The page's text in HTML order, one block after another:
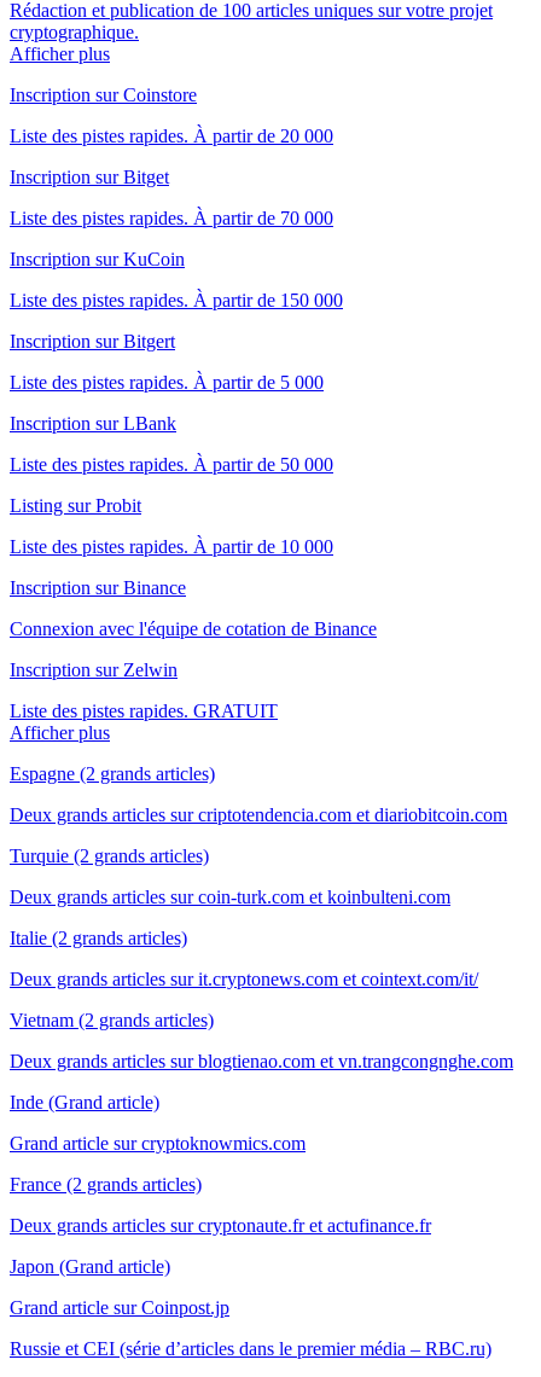
Rédaction et publication de 100 articles uniques sur votre projet
cryptographique.
Afficher plus
Inscription sur Coinstore
Liste des pistes rapides. À partir de 20 000
Inscription sur Bitget
Liste des pistes rapides. À partir de 70 000
Inscription sur KuCoin
Liste des pistes rapides. À partir de 150 000
Inscription sur Bitgert
Liste des pistes rapides. À partir de 5 000
Inscription sur LBank
Liste des pistes rapides. À partir de 50 000
Listing sur Probit
Liste des pistes rapides. À partir de 10 000
Inscription sur Binance
Connexion avec l'équipe de cotation de Binance
Inscription sur Zelwin
Liste des pistes rapides. GRATUIT
Afficher plus
Espagne (2 grands articles)
Deux grands articles sur criptotendencia.com et diariobitcoin.com
Turquie (2 grands articles)
Deux grands articles sur coin-turk.com et koinbulteni.com
Italie (2 grands articles)
Deux grands articles sur it.cryptonews.com et cointext.com/it/
Vietnam (2 grands articles)
Deux grands articles sur blogtienao.com et vn.trangcongnghe.com
Inde (Grand article)
Grand article sur cryptoknowmics.com
France (2 grands articles)
Deux grands articles sur cryptonaute.fr et actufinance.fr
Japon (Grand article)
Grand article sur Coinpost.jp
Russie et CEI (série d’articles dans le premier média – RBC.ru)